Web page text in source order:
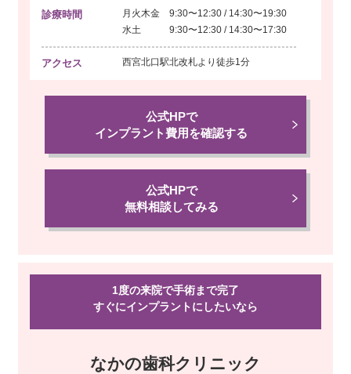
診療時間
月火木金 9:30〜12:30 / 14:30〜19:30
水土 9:30〜12:30 / 14:30〜17:30
アクセス 西宮北口駅北改札より 徒歩1分
公式HPで
インプラント費用を確認する
公式HPで
無料相談してみる
1度の来院で手術まで完了
すぐにインプラントにしたいなら
なかの歯科クリニック